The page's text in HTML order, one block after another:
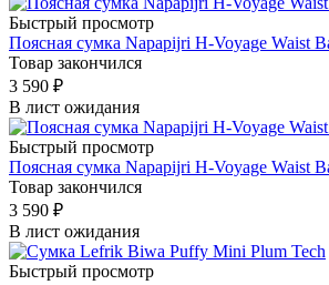
Быстрый просмотр
Поясная сумка Napapijri H-Voyage Waist
Товар закончился
3 590 ₽
В лист ожидания
Быстрый просмотр
Поясная сумка Napapijri H-Voyage Waist
Товар закончился
3 590 ₽
В лист ожидания
Быстрый просмотр